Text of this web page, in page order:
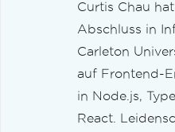
var pdfdoc_b
HtmlAsPdf (html_b );
// Merge the
ingle document
Merge ( pdfdoc_a ,
Curtis Chau
Abschluss in
Carleton
auf Frontend-
in Node.js,
React.